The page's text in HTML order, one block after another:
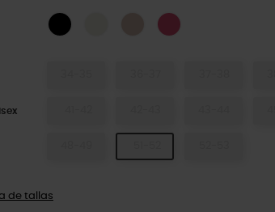
BLACK QuartzDragon Fruit
de tallas